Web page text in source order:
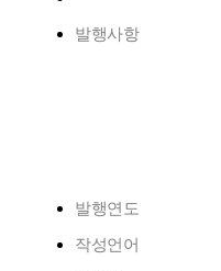
발행사항
발행연도
작성언어